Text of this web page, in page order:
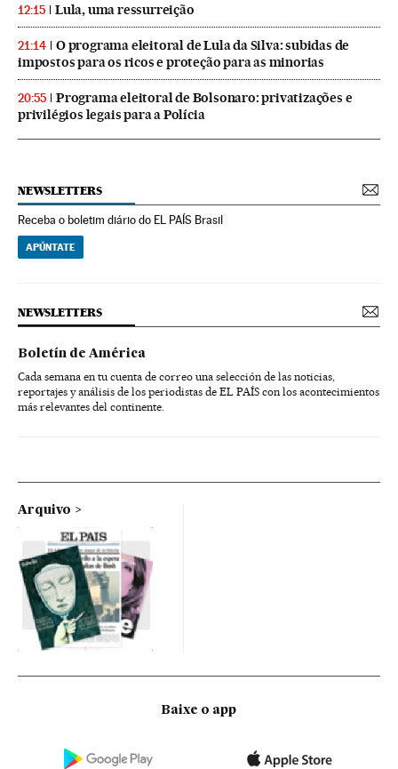
12:15 Lula, uma ressurreição
21:14
O programa eleitoral de Lula da Silva: subidas de
impostos para os ricos e proteção para as minorias
20:55
Programa eleitoral de Bolsonaro: privatizações e
privilégios legais para a Polícia
NEWSLETTERS
Receba o boletim diário do EL PAÍS Brasil
APÚNTATE
NEWSLETTERS
Boletín de América
Cada semana en tu cuenta de correo una selección de las noticias,
reportajes y análisis de los periodistas de EL PAÍS con los acontecimientos
más relevantes del continente.
Arquivo
Baixe o app